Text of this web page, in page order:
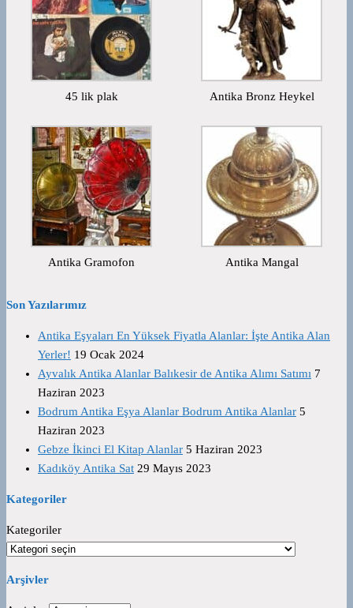
45 lik plak Antika Bronz Heykel
Antika Gramofon Antika Mangal
Son Yazılarımız
Antika Eşyaları En Yüksek Fiyatla Alanlar: İşte Antika Alan
Yerler! 19 Ocak 2024
Ayvalık Antika Alanlar Balıkesir de Antika Alımı Satımı 7
Haziran 2023
Bodrum Antika Eşya Alanlar Bodrum Antika Alanlar 5
Haziran 2023
Gebze İkinci El Kitap Alanlar 5 Haziran 2023
Kadıköy Antika Sat 29 Mayıs 2023
Kategoriler
Kategoriler
Arşivler